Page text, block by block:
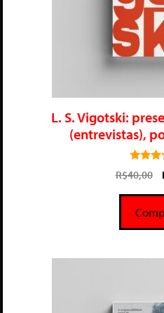
L. S. Vigotski:
(entrevistas),
de
R$40,00